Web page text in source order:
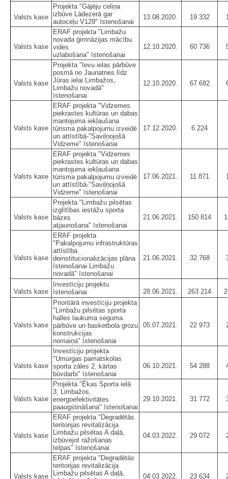
Valsts kase
Projekta "Gājēju celiņa
izbūve Lādezerā gar
autoceļu V129" īstenošanai
13.08.2020. 19 332
Valsts kase
ERAF projekta "Limbažu
novada ģimnāzijas mācību
vides
uzlabošana" īstenošanai
12.10.2020. 60 736
Valsts kase
Projekta "Ievu ielas pārbūve
posmā no Jaunatnes līdz
Jūras ielai Limbažos,
Limbažu novadā"
īstenošanai
12.10.2020. 67 682
Valsts kase
ERAF projekta "Vidzemes
piekrastes kultūras un dabas
mantojuma iekļaušana
tūrisma pakalpojumu izveidē
un attīstībā-"Saviļņojošā
Vidzeme" īstenošanai
17.12.2020. 6 224
Valsts kase
ERAF projekta "Vidzemes
piekrastes kultūras un dabas
mantojuma iekļaušana
tūrisma pakalpojumu izveidē
un attīstībā-"Saviļņojošā
Vidzeme" īstenošanai
17.06.2021. 11 871
Valsts kase
Projekta "Limbažu pilsētas
izglītības iestāžu sporta
bāzes
atjaunošana" īstenošanai
21.06.2021. 150 814
Valsts kase
ERAF projekta
"Pakalpojumu infrastruktūras
attīstība
deinstitucionalizācijas plāna
īstenošanai Limbažu
novadā" īstenošanai
21.06.2021. 32 768
Valsts kase
Investīciju projektu
īstenošanai
28.06.2021. 263 214
Valsts kase
Prioritārā investīciju projekta
"Limbažu pilsētas sporta
halles laukuma seguma
pārbūve un basketbola grozu
konstrukcijas
nomaiņa" īstenošanai
05.07.2021. 22 973
Valsts kase
Investīciju projekta
"Umurgas pamatskolas
sporta zāles 2. kārtas
būvdarbi" īstenošanai
06.10.2021. 54 288
Valsts kase
Projekta "Ēkas Sporta ielā
3, Limbažos,
energoefektivitātes
paaugstināšana" īstenošanai
29.10.2021. 31 772
Valsts kase
ERAF projekta "Degradētās
teritorijas revitalizācija
Limbažu pilsētas A daļā,
izbūvejot ražošanas
telpas" īstenošanai
04.03.2022. 29 072
Valsts kase
ERAF projekta "Degradētās
teritorijas revitalizācija
Limbažu pilsētas A daļā,
04.03.2022. 23 634